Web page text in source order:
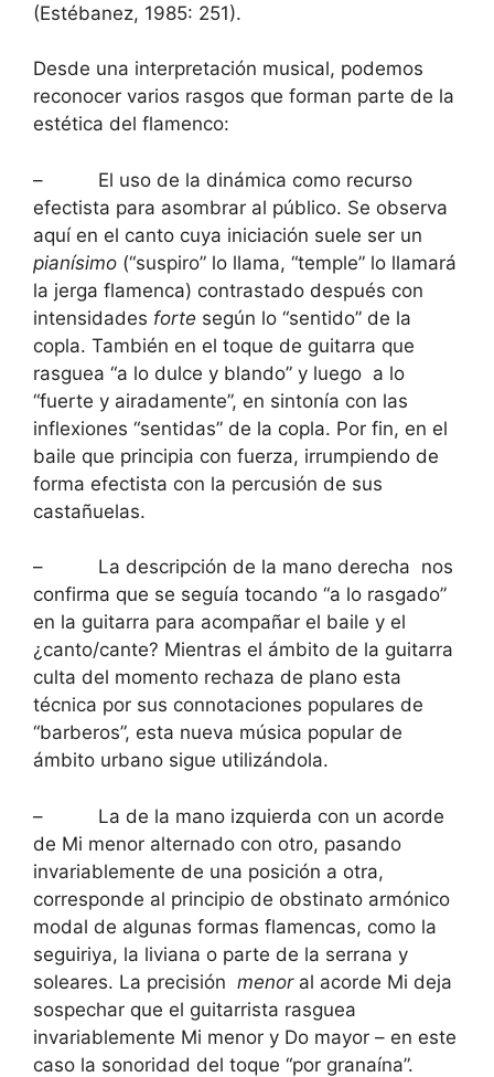
(Estébanez, 1985: 251).
Desde una interpretación musical, podemos
reconocer varios rasgos que forman parte de la
estética del flamenco:
– El uso de la dinámica como recurso
efectista para asombrar al público. Se observa
aquí en el canto cuya iniciación suele ser un
pianísimo (“suspiro” lo llama, “temple” lo llamará
la jerga flamenca) contrastado después con
intensidades forte según lo “sentido” de la
copla. También en el toque de guitarra que
rasguea “a lo dulce y blando” y luego a lo
“fuerte y airadamente”, en sintonía con las
inflexiones “sentidas” de la copla. Por fin, en el
baile que principia con fuerza, irrumpiendo de
forma efectista con la percusión de sus
castañuelas.
– La descripción de la mano derecha nos
confirma que se seguía tocando “a lo rasgado”
en la guitarra para acompañar el baile y el
¿canto/cante? Mientras el ámbito de la guitarra
culta del momento rechaza de plano esta
técnica por sus connotaciones populares de
“barberos”, esta nueva música popular de
ámbito urbano sigue utilizándola.
– La de la mano izquierda con un acorde
de Mi menor alternado con otro, pasando
invariablemente de una posición a otra,
corresponde al principio de obstinato armónico
modal de algunas formas flamencas, como la
seguiriya, la liviana o parte de la serrana y
soleares. La precisión menor al acorde Mi deja
sospechar que el guitarrista rasguea
invariablemente Mi menor y Do mayor – en este
caso la sonoridad del toque “por granaína”.